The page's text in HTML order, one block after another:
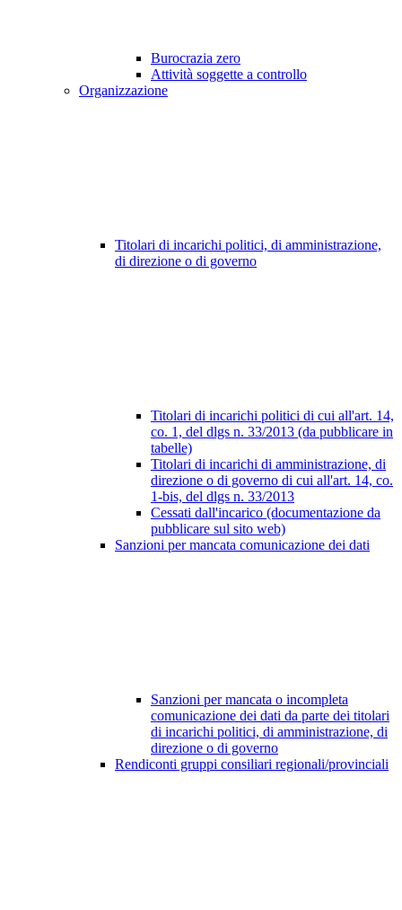
Burocrazia zero
Attività soggette a controllo
Organizzazione
Titolari di incarichi politici, di amministrazione,
di direzione o di governo
Titolari di incarichi politici di cui all'art. 14,
co. 1, del dlgs n. 33/2013 (da pubblicare in
tabelle)
Titolari di incarichi di amministrazione, di
direzione o di governo di cui all'art. 14, co.
1-bis, del dlgs n. 33/2013
Cessati dall'incarico (documentazione da
pubblicare sul sito web)
Sanzioni per mancata comunicazione dei dati
Sanzioni per mancata o incompleta
comunicazione dei dati da parte dei titolari
di incarichi politici, di amministrazione, di
direzione o di governo
Rendiconti gruppi consiliari regionali/provinciali